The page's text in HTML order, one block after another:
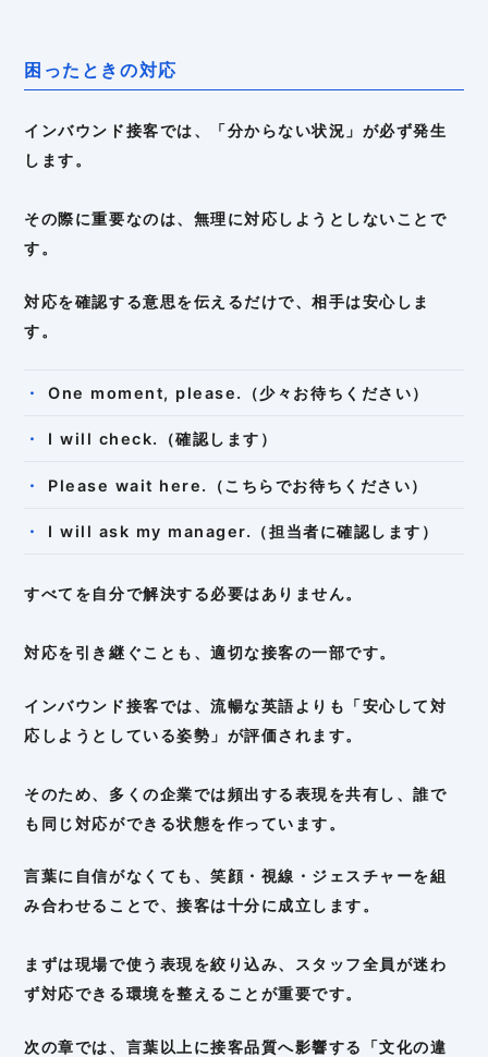
困ったときの対応
インバウンド接客では、「分からない状況」が必ず発生
します。
その際に重要なのは、無理に対応しようとしないことで
す。
対応を確認する意思を伝えるだけで、相手は安心しま
す。
One moment, please.（少々お待ちください）
I will check.（確認します）
Please wait here.（こちらでお待ちください）
I will ask my manager.（担当者に確認します）
すべてを自分で解決する必要はありません。
対応を引き継ぐことも、適切な接客の一部です。
インバウンド接客では、流暢な英語よりも「安心して対
応しようとしている姿勢」が評価されます。
そのため、多くの企業では頻出する表現を共有し、誰で
も同じ対応ができる状態を作っています。
言葉に自信がなくても、笑顔・視線・ジェスチャーを組
み合わせることで、接客は十分に成立します。
まずは現場で使う表現を絞り込み、スタッフ全員が迷わ
ず対応できる環境を整えることが重要です。
次の章では、言葉以上に接客品質へ影響する「文化の違